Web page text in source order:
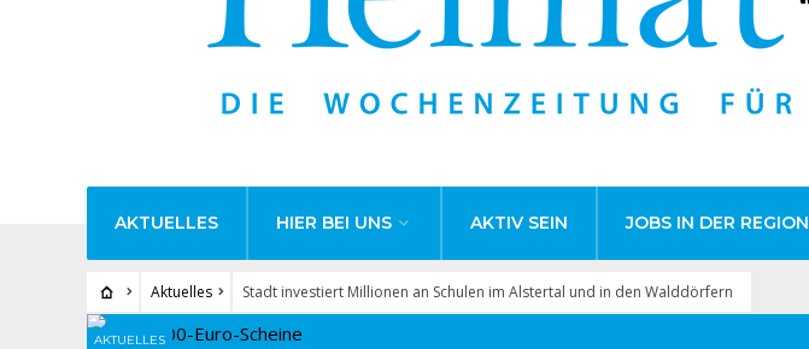
AKTUELLES HIER BEI UNS AKTIV SEIN JOBS IN DER REGION
Aktuelles Stadt investiert Millionen an Schulen im Alstertal und in den Walddörfern
AKTUELLES